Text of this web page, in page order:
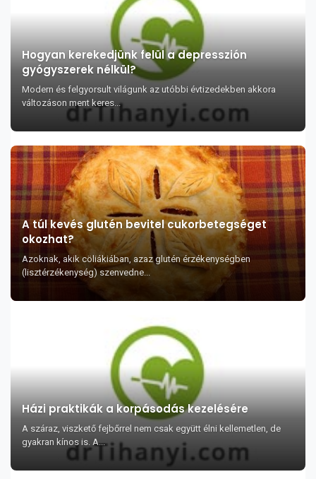
Hogyan kerekedjünk felül a depresszión
gyógyszerek nélkül?
Modern és felgyorsult világunk az utóbbi évtizedekben akkora
változáson ment keres...
A túl kevés glutén bevitel cukorbetegséget
okozhat?
Azoknak, akik cöliákiában, azaz glutén érzékenységben
(lisztérzékenység) szenvedne...
Házi praktikák a korpásodás kezelésére
A száraz, viszkető fejbőrrel nem csak együtt élni kellemetlen, de
gyakran kínos is. A...